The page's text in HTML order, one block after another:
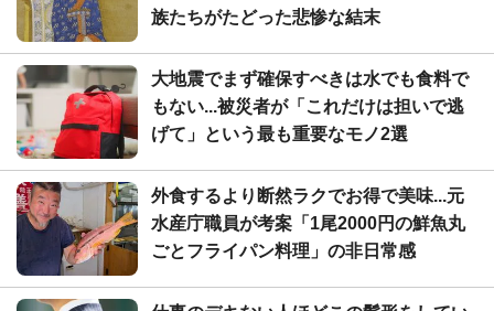
族たちがたどった悲惨な結末
大地震でまず確保すべきは水でも食料で
もない...被災者が「これだけは担いで逃
げて」という最も重要なモノ2選
外食するより断然ラクでお得で美味...元
水産庁職員が考案「1尾2000円の鮮魚丸
ごとフライパン料理」の非日常感